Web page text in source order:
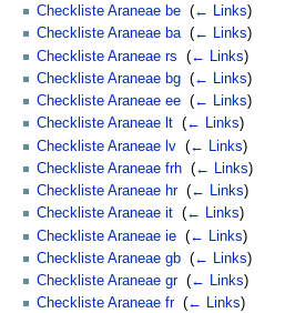
Checkliste Araneae be (← Links)
Checkliste Araneae ba‎ (← Links)
Checkliste Araneae rs
(← Links)
Checkliste Araneae bg (← Links)
Checkliste Araneae ee (← Links)
Checkliste Araneae lt (← Links)
Checkliste Araneae lv (← Links)
Checkliste Araneae frh (← Links)
Checkliste Araneae hr‎ (← Links)
Checkliste Araneae it (← Links)
Checkliste Araneae ie (← Links)
Checkliste Araneae gb (← Links)
Checkliste Araneae gr‎ (← Links)
Checkliste Araneae fr‎ (← Links)